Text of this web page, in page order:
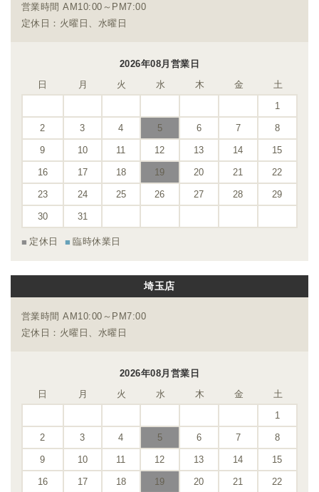
営業時間 AM10:00～PM7:00
定休日：火曜日、水曜日
2026年08月営業日
日
月 火 水 木 金
土
1
2 3 4 5 6 7 8
9 10 11 12 13 14 15
16 17 18 19 20 21 22
23 24 25 26 27 28 29
30 31
定休日 臨時休業日
埼玉店
営業時間 AM10:00～PM7:00
定休日：火曜日、水曜日
2026年08月営業日
日
月 火 水 木 金
土
1
2 3 4 5 6 7 8
9 10 11 12 13 14 15
16 17 18 19 20 21 22